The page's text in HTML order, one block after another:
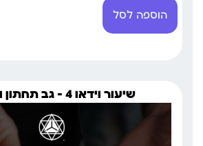
הוספה לסל
שיעור וידאו 4 – גב תחתון ושכמות